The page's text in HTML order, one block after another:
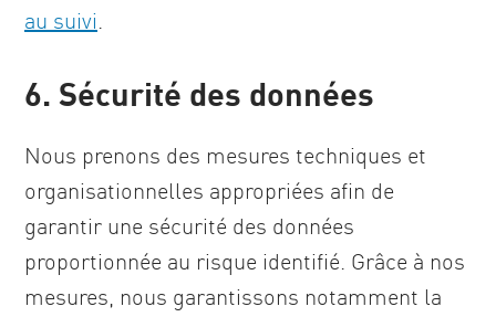
au suivi.
6. Sécurité des données
Nous prenons des mesures techniques et
organisationnelles appropriées afin de
garantir une sécurité des données
proportionnée au risque identifié. Grâce à nos
mesures, nous garantissons notamment la